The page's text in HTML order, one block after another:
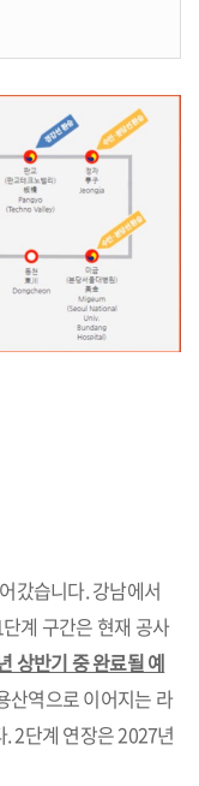
갔습니다. 강남에서
계 구간은 현재 공사
상반기 중 완료될 예
산역으로 이어지는 라
2단계 연장은 2027년